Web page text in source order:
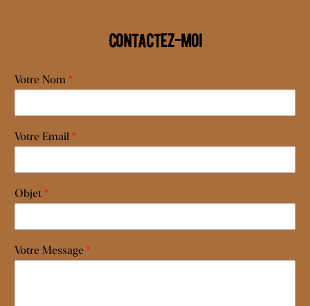
Contactez-moi
Votre Nom *
Votre Email *
Objet *
Votre Message *